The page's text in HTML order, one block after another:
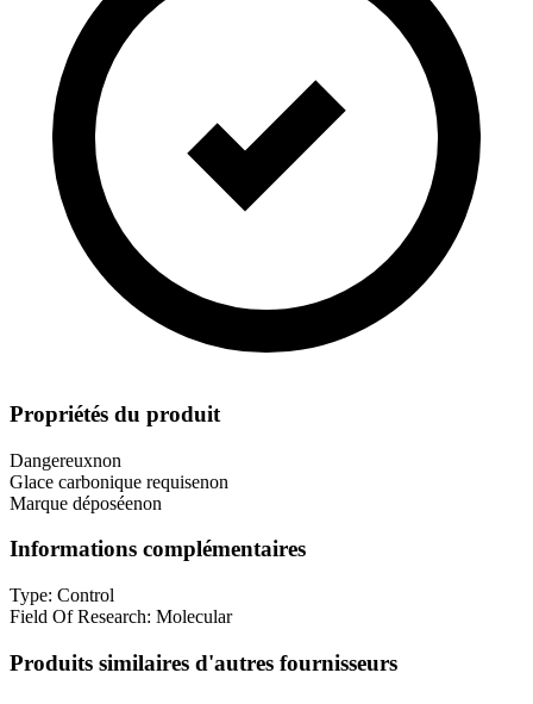
Propriétés du produit
Dangereuxnon
Glace carbonique requisenon
Marque déposéenon
Informations complémentaires
Type: Control
Field Of Research: Molecular
Produits similaires d'autres fournisseurs